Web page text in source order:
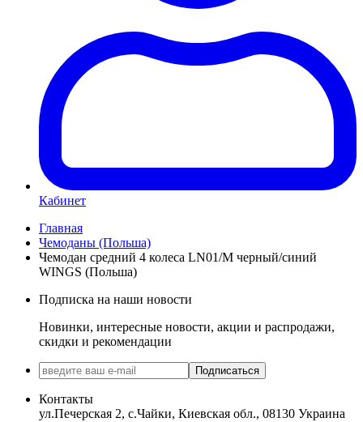
Кабинет
Главная
Чемоданы (Польша)
Чемодан средний 4 колеса LN01/M черный/синий
WINGS (Польша)
Подписка на наши новости
Новинки, интересные новости, акции и распродажи,
скидки и рекомендации
Подписаться
Контакты
ул.Печерская 2, с.Чайки, Киевская обл., 08130 Украина